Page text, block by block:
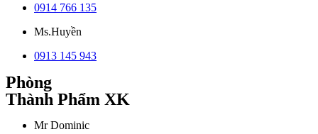
0914 766 135
Ms.Huyền
0913 145 943
Phòng
Thành Phẩm XK
Mr Dominic